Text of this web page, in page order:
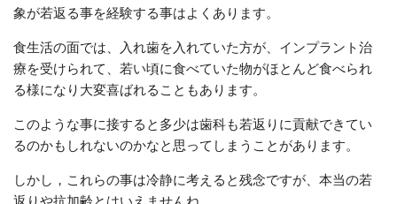
象が若返る事を経験する事はよくあります。
食生活の面では、入れ歯を入れていた方が、インプラント治
療を受けられて、若い頃に食べていた物がほとんど食べられ
る様になり大変喜ばれることもあります。
このような事に接すると多少は歯科も若返りに貢献できてい
るのかもしれないのかなと思ってしまうことがあります。
しかし，これらの事は冷静に考えると残念ですが、本当の若
返りや抗加齢とはいえませんね。